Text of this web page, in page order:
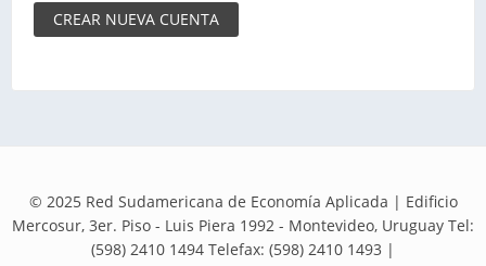
© 2025 Red Sudamericana de Economía Aplicada | Edificio
Mercosur, 3er. Piso - Luis Piera 1992 - Montevideo, Uruguay Tel:
(598) 2410 1494 Telefax: (598) 2410 1493 |